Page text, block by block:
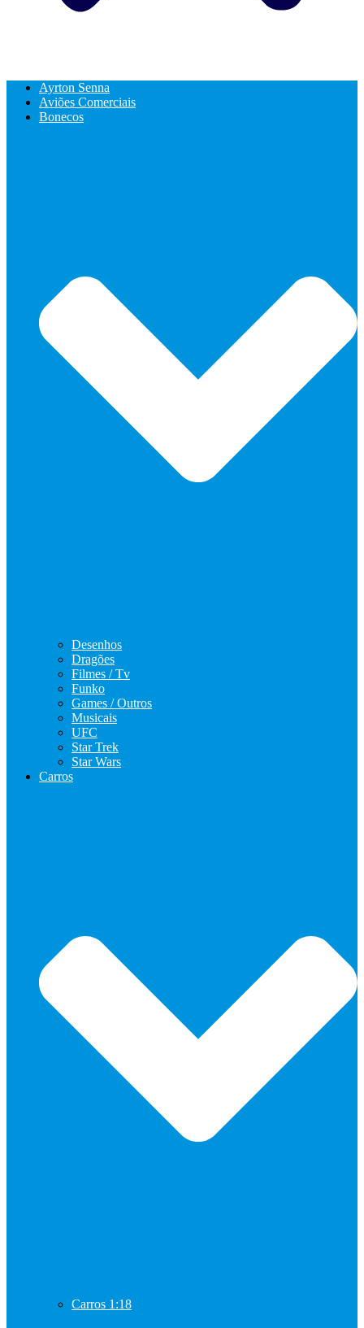
Ayrton Senna
Aviões Comerciais
Bonecos
Desenhos
Dragões
Filmes / Tv
Funko
Games / Outros
Musicais
UFC
Star Trek
Star Wars
Carros
Carros 1:18